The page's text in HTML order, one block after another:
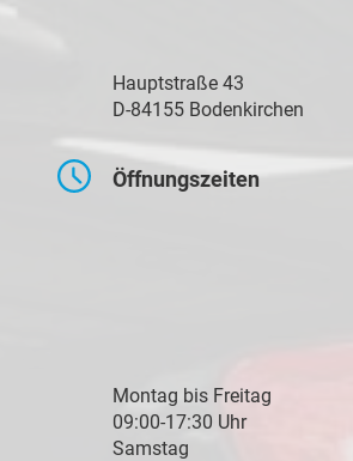
Hauptstraße 43
D-84155 Bodenkirchen
Öffnungszeiten
Montag bis Freitag
09:00-17:30 Uhr
Samstag